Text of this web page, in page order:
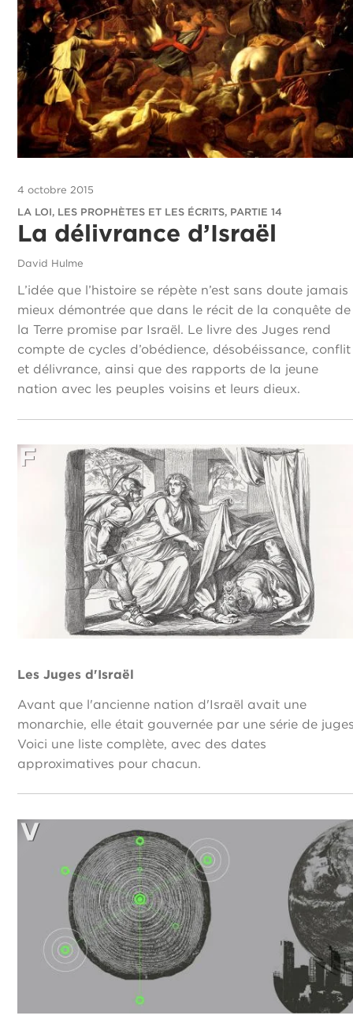
4 octobre 2015
LA LOI, LES PROPHÈTES ET LES ÉCRITS, PARTIE 14
La délivrance d’Israël
David Hulme
L’idée que l’histoire se répète n’est sans doute jamais
mieux démontrée que dans le récit de la conquête de
la Terre promise par Israël. Le livre des Juges rend
compte de cycles d’obédience, désobéissance, conflit
et délivrance, ainsi que des rapports de la jeune
nation avec les peuples voisins et leurs dieux.
Les Juges d'Israël
Avant que l'ancienne nation d'Israël avait une
monarchie, elle était gouvernée par une série de
Voici une liste complète, avec des dates
approximatives pour chacun.